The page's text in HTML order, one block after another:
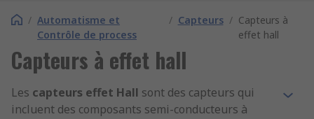
/ Automatisme et
Contrôle de process
/ Capteurs / Capteurs à
effet hall
Capteurs à effet hall
Les capteurs effet Hall sont des capteurs qui
incluent des composants semi-conducteurs à